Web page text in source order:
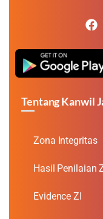
Tentang Kanwil
Zona Integritas
Hasil Penilaian
Evidence ZI